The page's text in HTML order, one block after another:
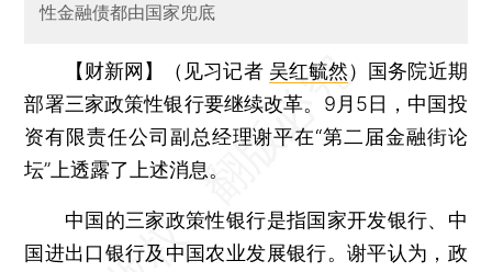
性金融债都由国家兜底
【财新网】（见习记者 吴红毓然） 国务院近期
部署三家政策性银行要继续改革。9月5日，中国投
资有限责任公司副总经理谢平在“第二届金融街论
坛”上透露了上述消息。
中国的三家政策性银行是指国家开发银行、中
国进出口银行及中国农业发展银行。谢平认为，政